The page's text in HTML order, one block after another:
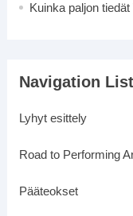
Kuinka paljon
Navigation
Lyhyt esittely
Road to Performing
Pääteokset